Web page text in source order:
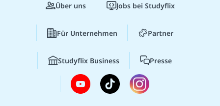
Über uns Jobs bei Studyflix
Für Unternehmen Partner
Studyflix Business Presse